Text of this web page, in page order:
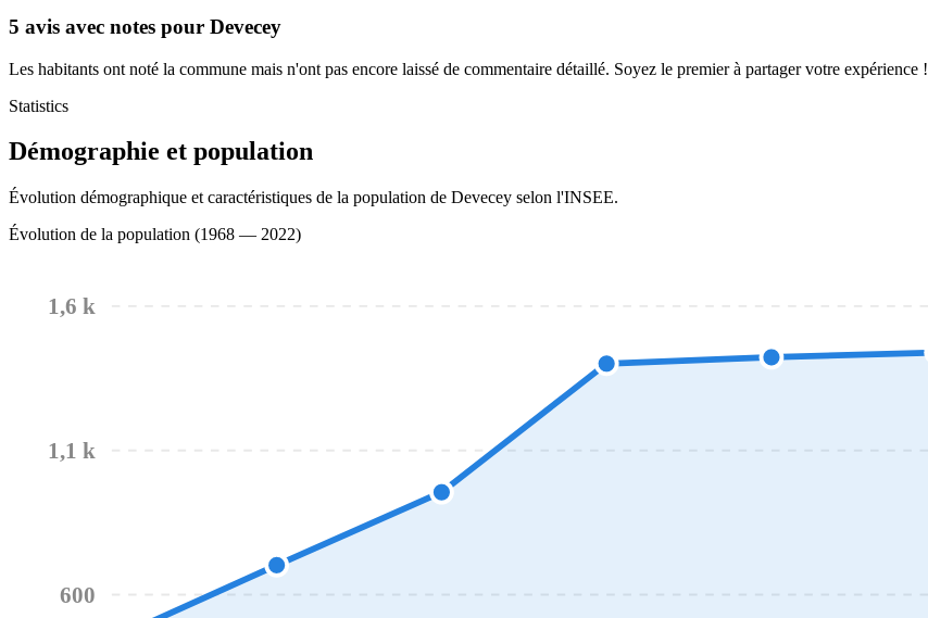
5 avis avec notes pour Devecey
Les habitants ont noté la commune mais n'ont pas encore laissé de commentaire détaillé. Soyez le premier à partager votre expérience !
Statistics
Démographie et population
Évolution démographique et caractéristiques de la population de Devecey selon l'INSEE.
Évolution de la population (1968 — 2022)
600
1,1 k
1,6 k